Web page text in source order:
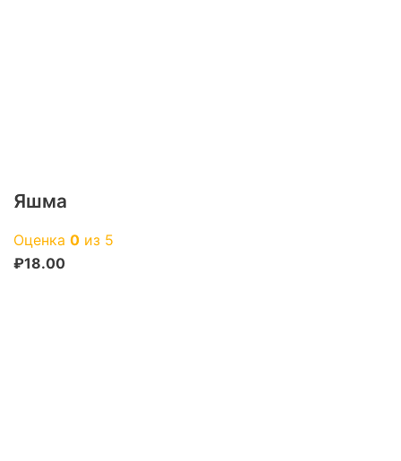
Яшма
Оценка 0 из 5
₽18.00